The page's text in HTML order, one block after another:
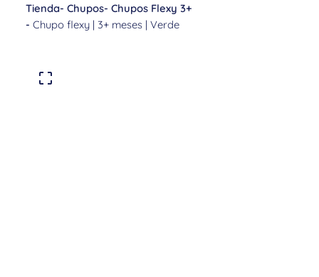
Tienda- Chupos- Chupos Flexy 3+
- Chupo flexy | 3+ meses | Verde